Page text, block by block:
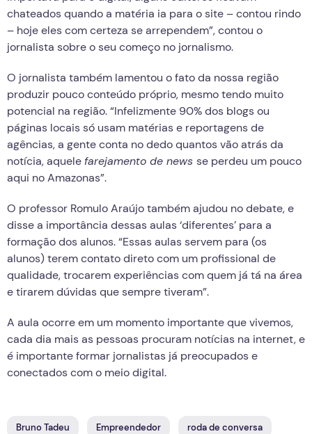
chateados quando a matéria ia para o site – contou rindo
– hoje eles com certeza se arrependem”, contou o
jornalista sobre o seu começo no jornalismo.
O jornalista também lamentou o fato da nossa região
produzir pouco conteúdo próprio, mesmo tendo muito
potencial na região. “Infelizmente 90% dos blogs ou
páginas locais só usam matérias e reportagens de
agências, a gente conta no dedo quantos vão atrás da
notícia, aquele farejamento de news se perdeu um pouco
aqui no Amazonas”.
O professor Romulo Araújo também ajudou no debate, e
disse a importância dessas aulas ‘diferentes’ para a
formação dos alunos. “Essas aulas servem para (os
alunos) terem contato direto com um profissional de
qualidade, trocarem experiências com quem já tá na área
e tirarem dúvidas que sempre tiveram”.
A aula ocorre em um momento importante que vivemos,
cada dia mais as pessoas procuram notícias na internet, e
é importante formar jornalistas já preocupados e
conectados com o meio digital.
Bruno Tadeu Empreendedor roda de conversa